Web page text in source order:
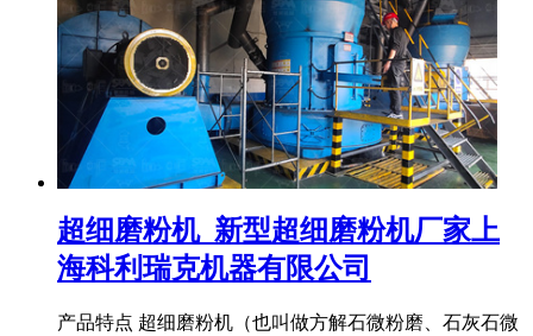
超细磨粉机_新型超细磨粉机厂家上
海科利瑞克机器有限公司
产品特点 超细磨粉机（也叫做方解石微粉磨、石灰石微